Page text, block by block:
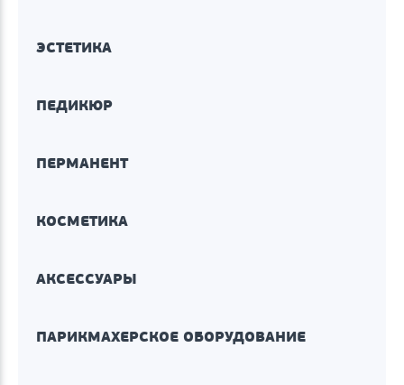
ЭСТЕТИКА
ПЕДИКЮР
ПЕРМАНЕНТ
КОСМЕТИКА
АКСЕССУАРЫ
ПАРИКМАХЕРСКОЕ ОБОРУДОВАНИЕ